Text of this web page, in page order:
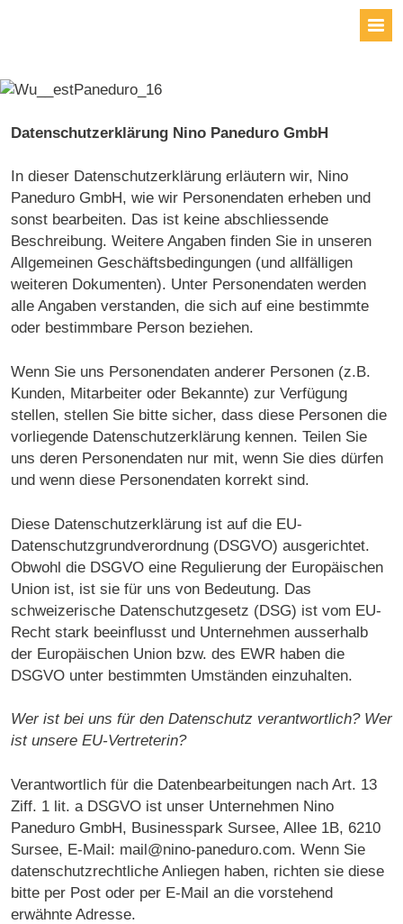
Datenschutzerklärung Nino Paneduro GmbH
In dieser Datenschutzerklärung erläutern wir, Nino
Paneduro GmbH, wie wir Personendaten erheben und
sonst bearbeiten. Das ist keine abschliessende
Beschreibung. Weitere Angaben finden Sie in unseren
Allgemeinen Geschäftsbedingungen (und allfälligen
weiteren Dokumenten). Unter Personendaten werden
alle Angaben verstanden, die sich auf eine bestimmte
oder bestimmbare Person beziehen.
Wenn Sie uns Personendaten anderer Personen (z.B.
Kunden, Mitarbeiter oder Bekannte) zur Verfügung
stellen, stellen Sie bitte sicher, dass diese Personen die
vorliegende Datenschutzerklärung kennen. Teilen Sie
uns deren Personendaten nur mit, wenn Sie dies dürfen
und wenn diese Personendaten korrekt sind.
Diese Datenschutzerklärung ist auf die EU-
Datenschutzgrundverordnung (DSGVO) ausgerichtet.
Obwohl die DSGVO eine Regulierung der Europäischen
Union ist, ist sie für uns von Bedeutung. Das
schweizerische Datenschutzgesetz (DSG) ist vom EU-
Recht stark beeinflusst und Unternehmen ausserhalb
der Europäischen Union bzw. des EWR haben die
DSGVO unter bestimmten Umständen einzuhalten.
Wer ist bei uns für den Datenschutz verantwortlich? Wer
ist unsere EU-Vertreterin?
Verantwortlich für die Datenbearbeitungen nach Art. 13
Ziff. 1 lit. a DSGVO ist unser Unternehmen Nino
Paneduro GmbH, Businesspark Sursee, Allee 1B, 6210
Sursee, E-Mail: mail@nino-paneduro.com. Wenn Sie
datenschutzrechtliche Anliegen haben, richten sie diese
bitte per Post oder per E-Mail an die vorstehend
erwähnte Adresse.